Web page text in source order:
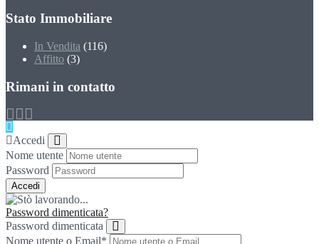
Stato Immobiliare
In Vendita (116)
Affitto (3)
Rimani in contatto
Accedi
Nome utente
Password
Password dimenticata?
Password dimenticata
Nome utente o Email*